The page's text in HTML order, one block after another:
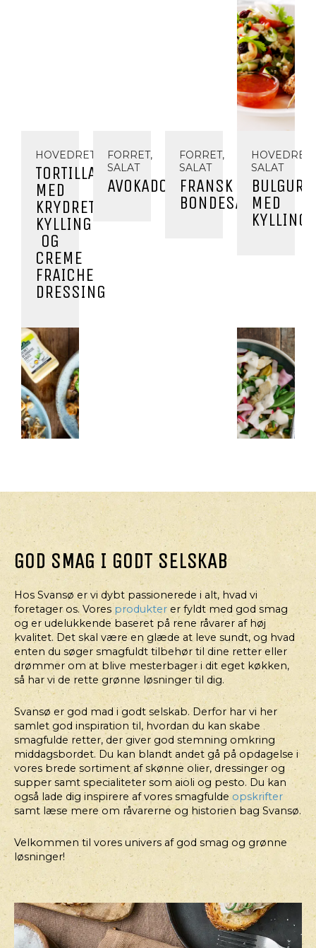
HOVEDRET
TORTILLAS
MED
KRYDRET
KYLLING
OG
CREME
FRAICHE
DRESSING
FORRET,
SALAT
AVOKADOSALAT
FORRET,
SALAT
FRANSK
BONDESALAT
HOVEDRET,
SALAT
MED
HOVEDRET,
JUL/NYTÅR
HOVEDRET
TIL
NYTÅRSAFTEN
HOVEDRET,
VEGANSK
SOMMERSALAT
HOVEDRET
BRUSCHETTA-
PIZZA
HOVEDRET,
SALAT
SPRØD
SALAT
MED
OG
CREME
FRAICHE
HOVEDRET
PESTOBAGT
LAKS
HOVEDRET
MEXI
BOWL
GOD SMAG I GODT SELSKAB
Hos Svansø er vi dybt passionerede i alt, hvad vi
foretager os. Voresprodukter er fyldt med god smag
og er udelukkende baseret på rene råvarer af høj
kvalitet. Det skal være en glæde at leve sundt, og hvad
enten du søger smagfuldt tilbehør til dine retter eller
drømmer om at blive mesterbager i dit eget køkken,
så har vi de rette grønne løsninger til dig.
Svansø er god mad i godt selskab. Derfor har vi her
samlet god inspiration til, hvordan du kan skabe
smagfulde retter, der giver god stemning omkring
middagsbordet. Du kan blandt andet gå på opdagelse i
vores brede sortiment af skønne olier, dressinger og
supper samt specialiteter som aioli og pesto. Du kan
også lade dig inspirere af vores smagfulde opskrifter
samt læse mere om råvarerne og historien bag Svansø.
Velkommen til vores univers af god smag og grønne
løsninger!